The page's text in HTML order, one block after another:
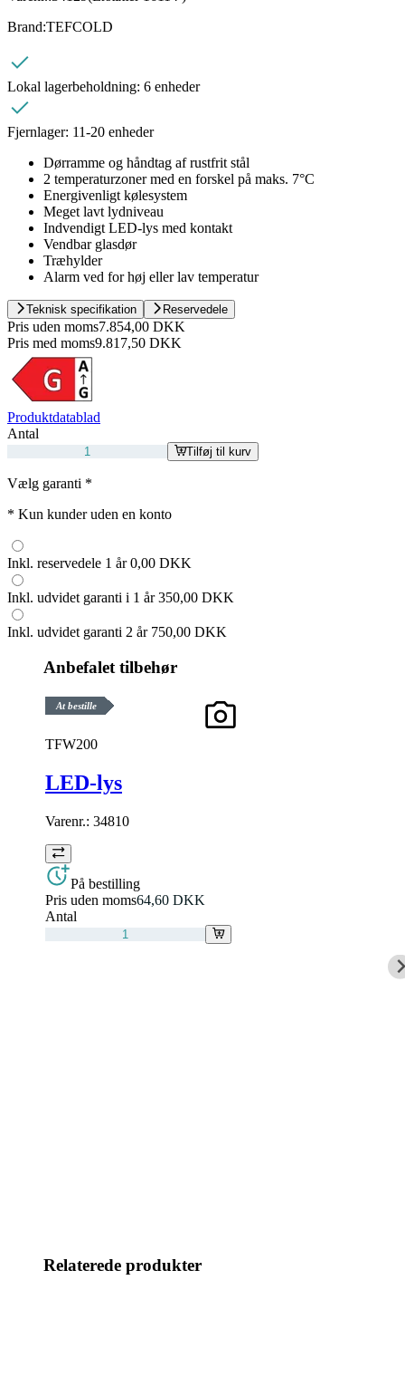
Brand:TEFCOLD
Lokal lagerbeholdning: 6 enheder
Fjernlager: 11-20 enheder
Dørramme og håndtag af rustfrit stål
2 temperaturzoner med en forskel på maks. 7°C
Energivenligt kølesystem
Meget lavt lydniveau
Indvendigt LED-lys med kontakt
Vendbar glasdør
Træhylder
Alarm ved for høj eller lav temperatur
Teknisk specifikation Reservedele
Pris uden moms7.854,00 DKK
Pris med moms9.817,50 DKK
Produktdatablad
Antal
Tilføj til kurv
Vælg garanti *
* Kun kunder uden en konto
Inkl. reservedele 1 år0,00 DKK
Inkl. udvidet garanti i 1 år350,00 DKK
Inkl. udvidet garanti 2 år 750,00 DKK
Anbefalet tilbehør
At bestille
TFW200
LED-lys
Varenr.: 34810
På bestilling
Pris uden moms64,60 DKK
Antal
Relaterede produkter